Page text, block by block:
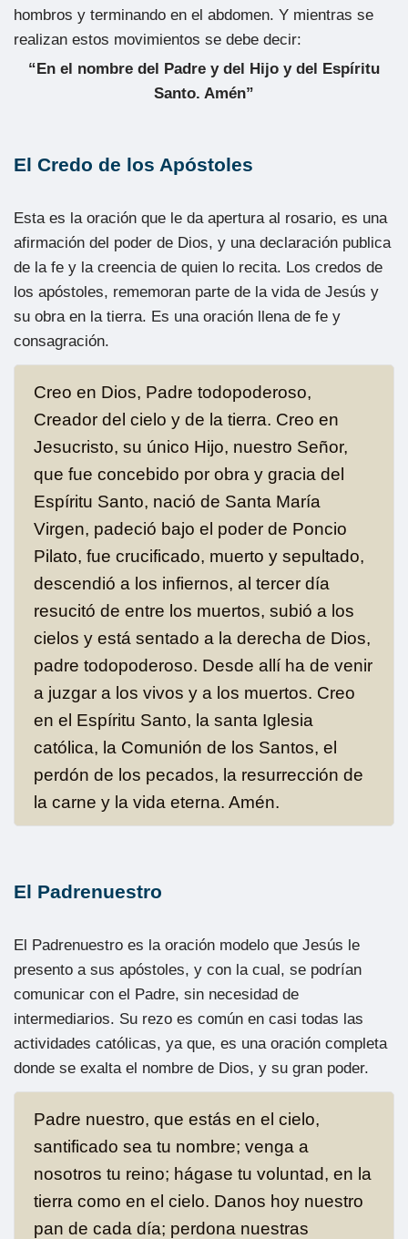
hombros y terminando en el abdomen. Y mientras se
realizan estos movimientos se debe decir:
“En el nombre del Padre y del Hijo y del Espíritu
Santo. Amén”
El Credo de los Apóstoles
Esta es la oración que le da apertura al rosario, es una
afirmación del poder de Dios, y una declaración publica
de la fe y la creencia de quien lo recita. Los credos de
los apóstoles, rememoran parte de la vida de Jesús y
su obra en la tierra. Es una oración llena de fe y
consagración.
Creo en Dios, Padre todopoderoso,
Creador del cielo y de la tierra. Creo en
Jesucristo, su único Hijo, nuestro Señor,
que fue concebido por obra y gracia del
Espíritu Santo, nació de Santa María
Virgen, padeció bajo el poder de Poncio
Pilato, fue crucificado, muerto y sepultado,
descendió a los infiernos, al tercer día
resucitó de entre los muertos, subió a los
cielos y está sentado a la derecha de Dios,
padre todopoderoso. Desde allí ha de venir
a juzgar a los vivos y a los muertos. Creo
en el Espíritu Santo, la santa Iglesia
católica, la Comunión de los Santos, el
perdón de los pecados, la resurrección de
la carne y la vida eterna. Amén.
El Padrenuestro
El Padrenuestro es la oración modelo que Jesús le
presento a sus apóstoles, y con la cual, se podrían
comunicar con el Padre, sin necesidad de
intermediarios. Su rezo es común en casi todas las
actividades católicas, ya que, es una oración completa
donde se exalta el nombre de Dios, y su gran poder.
Padre nuestro, que estás en el cielo,
santificado sea tu nombre; venga a
nosotros tu reino; hágase tu voluntad, en la
tierra como en el cielo. Danos hoy nuestro
pan de cada día; perdona nuestras